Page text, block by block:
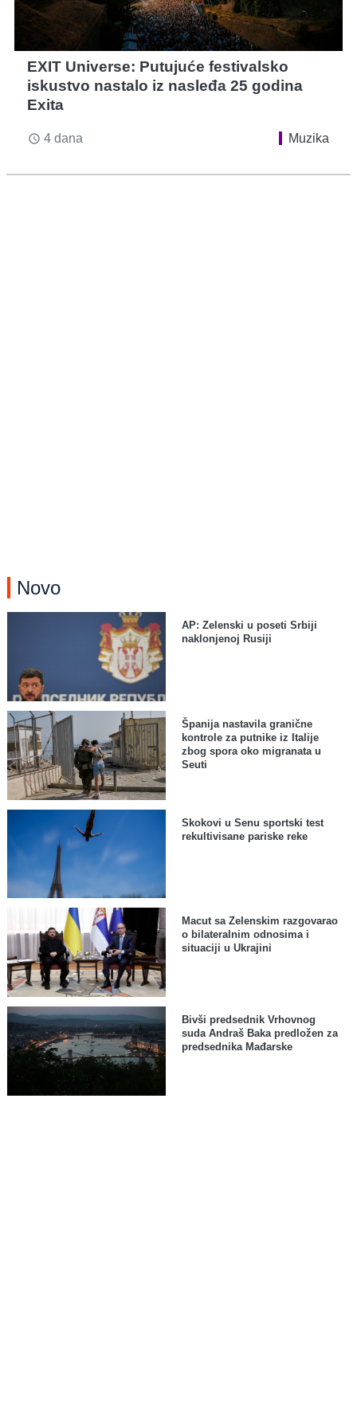
EXIT Universe: Putujuće festivalsko
iskustvo nastalo iz nasleđa 25 godina
Exita
access_time 4 dana Muzika
Novo
AP: Zelenski u poseti Srbiji
naklonjenoj Rusiji
Španija nastavila granične
kontrole za putnike iz Italije
zbog spora oko migranata u
Seuti
Skokovi u Senu sportski test
rekultivisane pariske reke
Macut sa Zelenskim razgovarao
o bilateralnim odnosima i
situaciji u Ukrajini
Bivši predsednik Vrhovnog
suda Andraš Baka predložen za
predsednika Mađarske